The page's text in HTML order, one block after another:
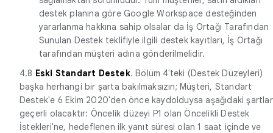
destek planına göre Google Workspace desteğinden
yararlanma hakkına sahip olsalar da İş Ortağı Tarafından
Sunulan Destek teklifiyle ilgili destek kayıtları, İş Ortağı
tarafından müşteri adına gönderilmelidir.
4.8 Eski Standart Destek. Bölüm 4'teki (Destek Düzeyleri)
başka herhangi bir şarta bakılmaksızın; Müşteri, Standart
Destek'e 6 Ekim 2020'den önce kaydolduysa aşağıdaki şartlar
geçerli olacaktır: Öncelik düzeyi P1 olan Öncelikli Destek
İstekleri'ne, hedeflenen ilk yanıt süresi olan 1 saat içinde ve